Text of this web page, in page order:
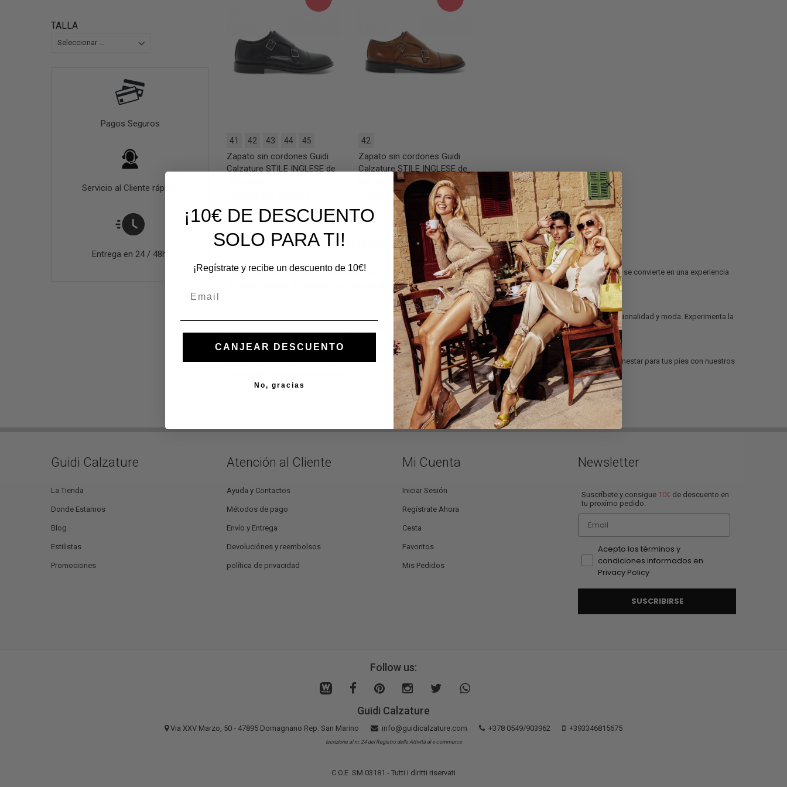
TALLA
Pagos Seguros
Servicio al Cliente rápido.
Entrega en 24 / 48h.
41 42 43 44 45
Zapato sin cordones Guidi
Calzature STILE INGLESE de
42
Zapato sin cordones Guidi
Calzature STILE INGLESE de
piel cuero
249,00 €
30%
Zapatos sin cordones para hombre
Explora la comodidad sin compromisos con los zapatos sin cordones para hombre deGuidi Calzature . Cada paso se convierte en una experiencia
de estilo y libertad, envolviendo tus pies con elegancia y practicidad.
Fabricados con materiales de primera calidad y cuidado artesanal, estos zapatos ofrecen la mezcla perfecta de funcionalidad y moda. Experimenta la
sensación de libertad sin renunciar a la elegancia con nuestra gama de zapatos sin cordones.
ConGuidi Calzature, cada par cuenta una historia de calidad y diseño atemporal. Descubre el lujo asequible y el bienestar para tus pies con nuestros
Guidi Calzature
La Tienda
Donde Estamos
Blog
Estilistas
Promociones
Atención al Cliente
Ayuda y Contactos
Métodos de pago
Envío y Entrega
Devoluciónes y reembolsos
política de privacidad
Mi Cuenta
Iniciar Sesión
Regístrate Ahora
Cesta
Favoritos
Mis Pedidos
Newsletter
Suscríbete y consigue 10€ de descuento en
tu proxímo pedido.
Email
Acepto los términos y
condiciones informados en
Privacy Policy
SUSCRIBIRSE
Follow us:
Guidi Calzature
Via XXV Marzo, 50 - 47895 Domagnano Rep. San Marino info@guidicalzature.com +378 0549/903962 +393346815675
Iscrizione al nr. 24 del Registro delle Attività di e-commerce
C.O.E. SM 03181 - Tutti i diritti riservati
¡10€ DE DESCUENTO
SOLO PARA TI!
¡Regístrate y recibe un descuento de 10€!
CANJEAR DESCUENTO
No, gracias